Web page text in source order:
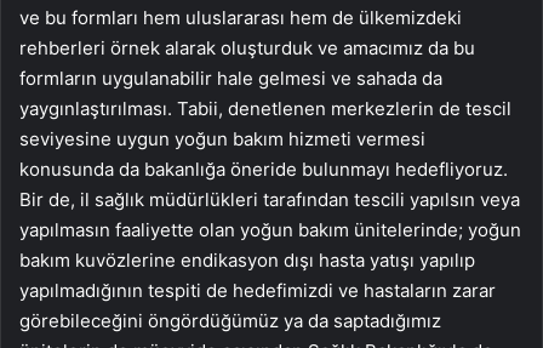
ve bu formları hem uluslararası hem de ülkemizdeki
rehberleri örnek alarak oluşturduk ve amacımız da bu
formların uygulanabilir hale gelmesi ve sahada da
yaygınlaştırılması. Tabii, denetlenen merkezlerin de tescil
seviyesine uygun yoğun bakım hizmeti vermesi
konusunda da bakanlığa öneride bulunmayı hedefliyoruz.
Bir de, il sağlık müdürlükleri tarafından tescili yapılsın veya
yapılmasın faaliyette olan yoğun bakım ünitelerinde; yoğun
bakım kuvözlerine endikasyon dışı hasta yatışı yapılıp
yapılmadığının tespiti de hedefimizdi ve hastaların zarar
görebileceğini öngördüğümüz ya da saptadığımız